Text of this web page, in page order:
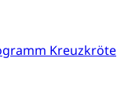
Kreuzkröte
und